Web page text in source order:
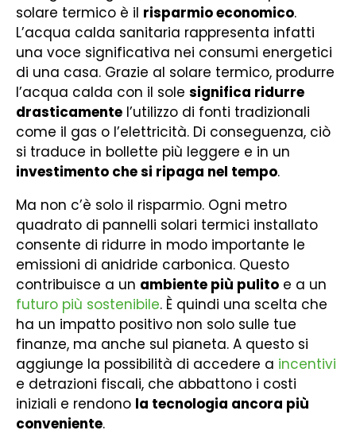
solare termico è il risparmio economico.
L’acqua calda sanitaria rappresenta infatti
una voce significativa nei consumi energetici
di una casa. Grazie al solare termico, produrre
l’acqua calda con il sole significa ridurre
drasticamente l’utilizzo di fonti tradizionali
come il gas o l’elettricità. Di conseguenza, ciò
si traduce in bollette più leggere e in un
investimento che si ripaga nel tempo.
Ma non c’è solo il risparmio. Ogni metro
quadrato di pannelli solari termici installato
consente di ridurre in modo importante le
emissioni di anidride carbonica. Questo
contribuisce a un ambiente più pulito e a un
futuro più sostenibile. È quindi una scelta che
ha un impatto positivo non solo sulle tue
finanze, ma anche sul pianeta. A questo si
aggiunge la possibilità di accedere a incentivi
e detrazioni fiscali, che abbattono i costi
iniziali e rendono la tecnologia ancora più
conveniente.